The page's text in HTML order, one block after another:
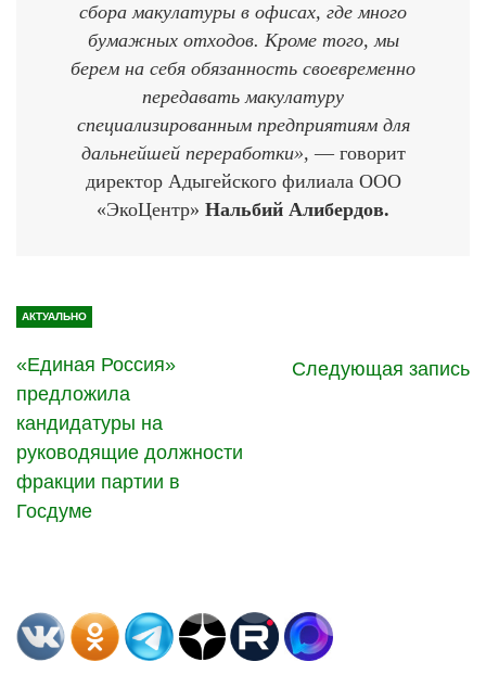
сбора макулатуры в офисах, где много
бумажных отходов. Кроме того, мы
берем на себя обязанность своевременно
передавать макулатуру
специализированным предприятиям для
дальнейшей переработки», — говорит
директор Адыгейского филиала ООО
«ЭкоЦентр» Нальбий Алибердов.
АКТУАЛЬНО
«Единая Россия»
предложила
кандидатуры на
руководящие должности
фракции партии в
Госдуме
Следующая запись